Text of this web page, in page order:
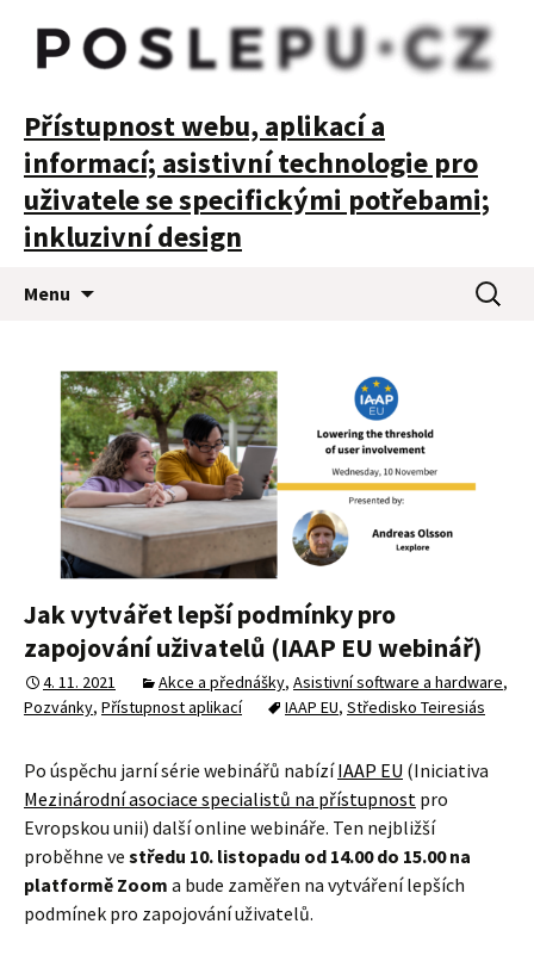
POSLEPU
Přístupnost webu, aplikací a
informací; asistivní technologie pro
uživatele se specifickými potřebami;
inkluzivní design
Menu
webu
Jak vytvářet lepší podmínky pro
zapojování uživatelů (IAAP EU webinář)
4. 11. 2021 Akce a přednášky, Asistivní software a hardware,
Pozvánky, Přístupnost aplikací IAAP EU, Středisko Teiresiás
Po úspěchu jarní série webinářů nabízíIAAP EU (Iniciativa
Mezinárodní asociace specialistů na přístupnost pro
Evropskou unii) další online webináře. Ten nejbližší
proběhne ve středu 10. listopadu od 14.00 do 15.00 na
platformě Zoom a bude zaměřen na vytváření lepších
podmínek pro zapojování uživatelů.